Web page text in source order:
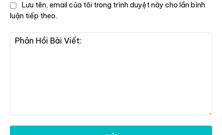
Hồi
Lưu tên, email của tôi trong trình duyệt này cho lần bình
luận tiếp theo.